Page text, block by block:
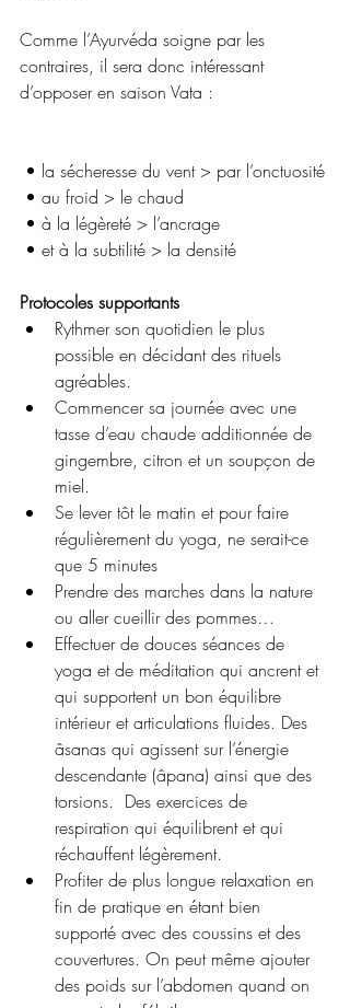
Comme l’Ayurvéda soigne par les
contraires, il sera donc intéressant
d’opposer en saison Vata :
• la sécheresse du vent > par l’onctuosité
• au froid > le chaud
• à la légèreté > l’ancrage
• et à la subtilité > la densité
Protocoles supportants
Rythmer son quotidien le plus
possible en décidant des rituels
agréables.
Commencer sa journée avec une
tasse d’eau chaude additionnée de
gingembre, citron et un soupçon de
miel.
Se lever tôt le matin et pour faire
régulièrement du yoga, ne serait-ce
que 5 minutes
Prendre des marches dans la nature
ou aller cueillir des pommes…
Effectuer de douces séances de
yoga et de méditation qui ancrent et
qui supportent un bon équilibre
intérieur et articulations fluides. Des
âsanas qui agissent sur l’énergie
descendante (âpana) ainsi que des
torsions.  Des exercices de
respiration qui équilibrent et qui
réchauffent légèrement.
Profiter de plus longue relaxation en
fin de pratique en étant bien
supporté avec des coussins et des
couvertures. On peut même ajouter
des poids sur l’abdomen quand on